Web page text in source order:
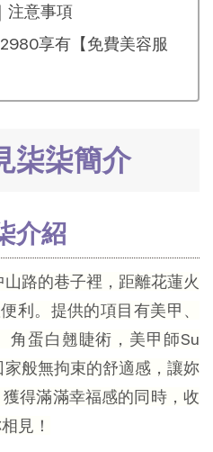
注意事項
享有【免費美容服
柒柒簡介
介紹
路的巷子裡，距離花蓮火
利。提供的項目有美甲、
角蛋白翹睫術，美甲師Su
般無拘束的舒適感，讓妳
得滿滿幸福感的同時，收
見！